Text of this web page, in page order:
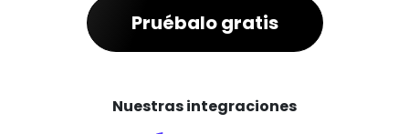
Pruébalo gratis
Nuestras integraciones